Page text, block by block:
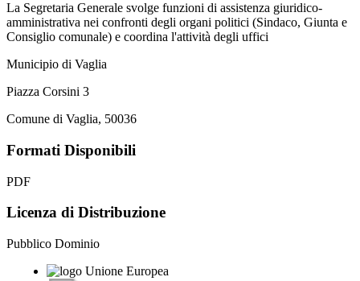
La Segretaria Generale svolge funzioni di assistenza giuridico-
amministrativa nei confronti degli organi politici (Sindaco, Giunta e
Consiglio comunale) e coordina l'attività degli uffici
Municipio di Vaglia
Piazza Corsini 3
Comune di Vaglia, 50036
Formati Disponibili
PDF
Licenza di Distribuzione
Pubblico Dominio